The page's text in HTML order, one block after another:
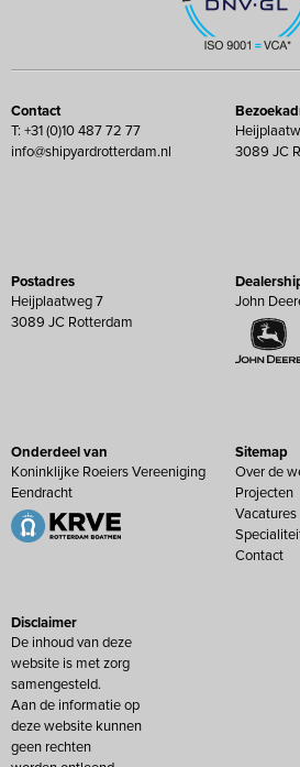
Contact
T: +31 (0)10 487 72 77
info@shipyardrotterdam.nl
3089 JC
Postadres
Heijplaatweg 7
3089 JC Rotterdam
John
Onderdeel van
Koninklijke Roeiers Vereeniging
Eendracht
Sitemap
Over de
Projecten
Vacatures
Contact
Disclaimer
De inhoud van deze
website is met zorg
samengesteld.
Aan de informatie op
deze website kunnen
geen rechten